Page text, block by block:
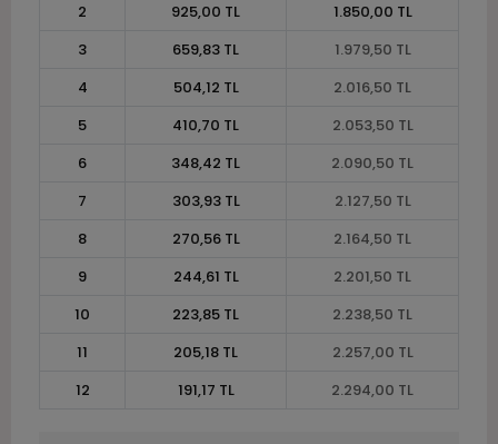
2
925,00 TL
1.850,00 TL
3
659,83 TL
1.979,50 TL
4
504,12 TL
2.016,50 TL
5
410,70 TL
2.053,50 TL
6
348,42 TL
2.090,50 TL
7
303,93 TL
2.127,50 TL
8
270,56 TL
2.164,50 TL
9
244,61 TL
2.201,50 TL
10
223,85 TL
2.238,50 TL
11
205,18 TL
2.257,00 TL
12
191,17 TL 2.294,00 TL